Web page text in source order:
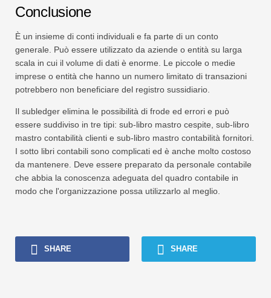
Conclusione
È un insieme di conti individuali e fa parte di un conto
generale. Può essere utilizzato da aziende o entità su larga
scala in cui il volume di dati è enorme. Le piccole o medie
imprese o entità che hanno un numero limitato di transazioni
potrebbero non beneficiare del registro sussidiario.
Il subledger elimina le possibilità di frode ed errori e può
essere suddiviso in tre tipi: sub-libro mastro cespite, sub-libro
mastro contabilità clienti e sub-libro mastro contabilità fornitori.
I sotto libri contabili sono complicati ed è anche molto costoso
da mantenere. Deve essere preparato da personale contabile
che abbia la conoscenza adeguata del quadro contabile in
modo che l'organizzazione possa utilizzarlo al meglio.
SHARE SHARE